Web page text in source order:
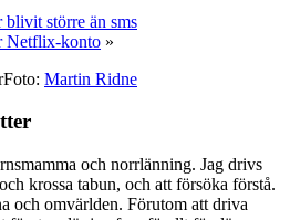
blivit större än sms
Netflix-konto »
Foto: Martin Ridne
och norrlänning. Jag drivs
krossa tabun, och att försöka förstå.
och omvärlden. Förutom att driva